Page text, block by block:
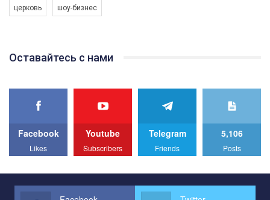
Якщо ти хочеш підтримати нас - просто натисни "лайк" під
best video, representing programme for the development of
We appeal to your support and ask to help us implement our plan
All you have to do is to press "Like" below the video.
Эмоционально сильный ролик от команды "Гей-альянс
представляющий программу развития организации.
церковь шоу-бизнес
Оставайтесь с нами
Facebook
Likes
Youtube
Subscribers
Telegram
Friends
5,106
Posts